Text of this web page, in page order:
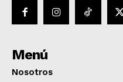
Menú
Nosotros